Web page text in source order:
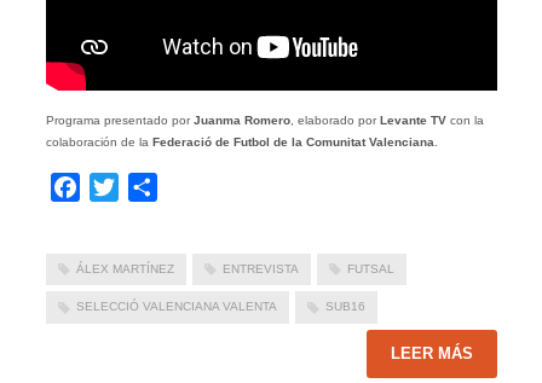
Programa presentado porJuanma Romero, elaborado porLevante TVcon la
colaboración de la Federació de Futbol de la Comunitat Valenciana
Facebook
Twitter
ÁLEX MARTÍNEZ ENTREVISTA FUTSAL
SELECCIÓ VALENCIANA VALENTA SUB16
LEER MÁS